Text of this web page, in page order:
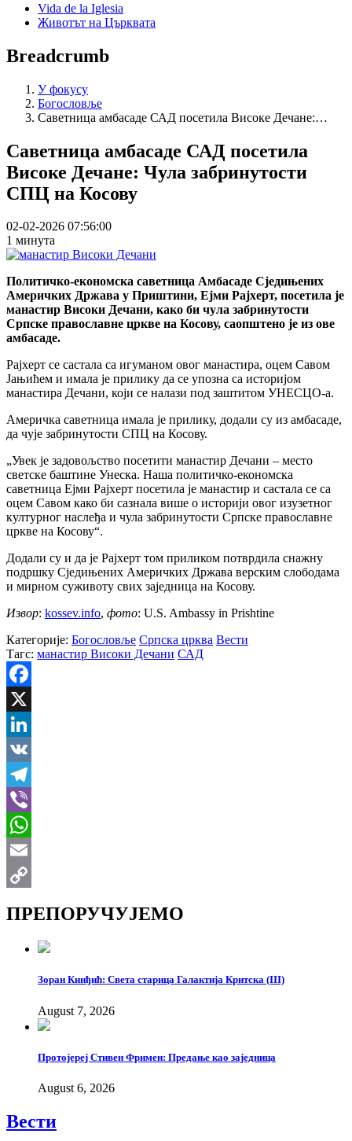
Vida de la Iglesia
Животът на Църквата
Breadcrumb
У фокусу
Богословље
Саветница амбасаде САД посетила Високе Дечане:…
Саветница амбасаде САД посетила
Високе Дечане: Чула забринутости
СПЦ на Косову
02-02-2026 07:56:00
1 минута
Политичко-економска саветница Амбасаде Сједињених
Америчких Држава у Приштини, Ејми Рајхерт, посетила је
манастир Високи Дечани, како би чула забринутости
Српске православне цркве на Косову, саопштено је из ове
амбасаде.
Рајхерт се састала са игуманом овог манастира, оцем Савом
Јањићем и имала је прилику да се упозна са историјом
манастира Дечани, који се налази под заштитом УНЕСЦО-а.
Америчка саветница имала је прилику, додали су из амбасаде,
да чује забринутости СПЦ на Косову.
„Увек је задовољство посетити манастир Дечани – место
светске баштине Унеска. Наша политичко-економска
саветница Ејми Рајхерт посетила је манастир и састала се са
оцем Савом како би сазнала више о историји овог изузетног
културног наслеђа и чула забринутости Српске православне
цркве на Косову“.
Додали су и да је Рајхерт том приликом потврдила снажну
подршку Сједињених Америчких Држава верским слободама
и мирном суживоту свих заједница на Косову.
Извор: kossev.info, фото: U.S. Ambassy in Prishtine
Категорије: Богословље Српска црква Вести
Тагс: манастир Високи Дечани САД
Facebook
X
LinkedIn
VK
Telegram
Viber
WhatsApp
Email
ПРЕПОРУЧУЈЕМО
Зоран Кинђић: Света старица Галактија Критска (III)
August 7, 2026
Протојереј Стивен Фримен: Предање као заједница
August 6, 2026
Вести